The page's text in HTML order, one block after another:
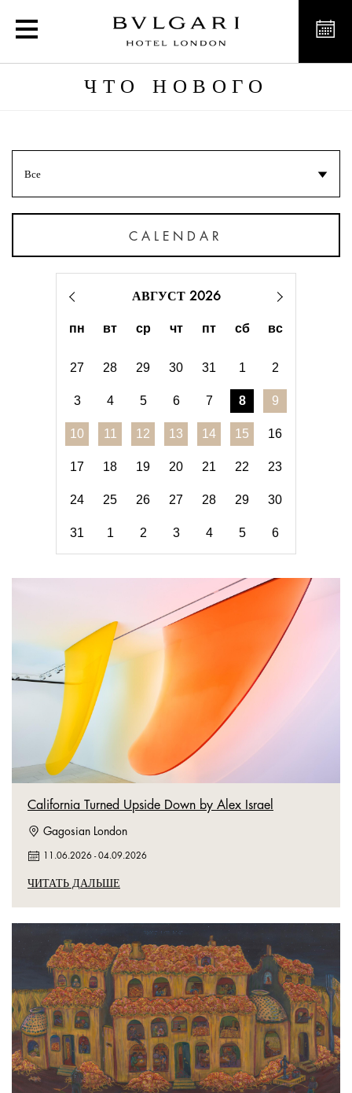
Новости, мероприятия
ЧТО НОВОГО
Все
CALENDAR
АВГУСТ 2026
пн вт ср чт пт сб вс
27 28 29 30 31 1 2
3 4 5 6 7 8 9
10 11 12 13 14 15 16
17 18 19 20 21 22 23
24 25 26 27 28 29 30
31 1 2 3 4 5 6
California Turned Upside Down by Alex Israel
Gagosian London
11.06.2026 -04.09.2026
ЧИТАТЬ ДАЛЬШЕ